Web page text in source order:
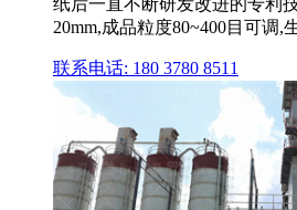
纸后一直不断研发改进的专利
20mm,成品粒度80~400目可调,
联系电话: 180 3780 8511